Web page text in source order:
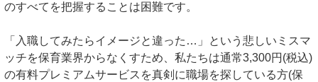
のすべてを把握することは困難です。
「入職してみたらイメージと違った…」という悲しいミスマ
ッチを保育業界からなくすため、私たちは通常3,300円(税込)
の有料プレミアムサービスを真剣に職場を探している方(保